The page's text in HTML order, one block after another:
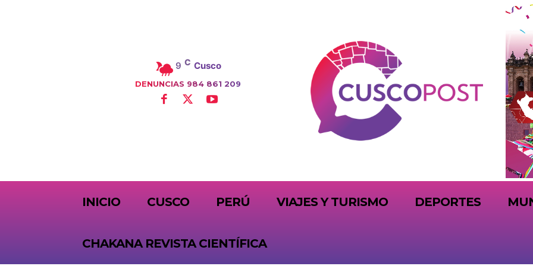
9 C Cusco
DENUNCIAS 984 861 209
INICIO CUSCO PERÚ VIAJES Y TURISMO DEPORTES
CHAKANA REVISTA CIENTÍFICA